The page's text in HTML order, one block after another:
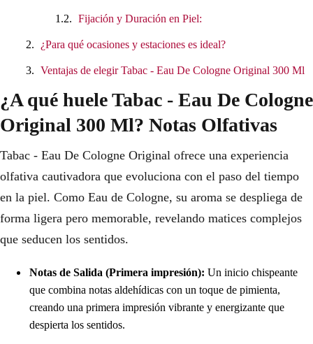
Fijación y Duración en Piel:
¿Para qué ocasiones y estaciones es ideal?
Ventajas de elegir Tabac - Eau De Cologne Original 300 Ml
¿A qué huele Tabac - Eau De Cologne
Original 300 Ml? Notas Olfativas
Tabac - Eau De Cologne Original ofrece una experiencia
olfativa cautivadora que evoluciona con el paso del tiempo
en la piel. Como Eau de Cologne, su aroma se despliega de
forma ligera pero memorable, revelando matices complejos
que seducen los sentidos.
Notas de Salida (Primera impresión): Un inicio chispeante
que combina notas aldehídicas con un toque de pimienta,
creando una primera impresión vibrante y energizante que
despierta los sentidos.